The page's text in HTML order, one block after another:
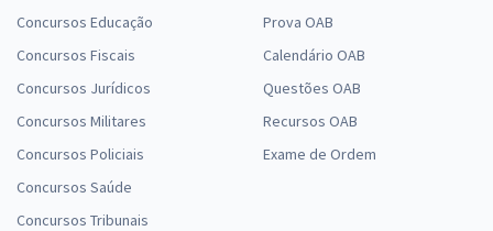
Concursos Educação
Concursos Fiscais
Concursos Jurídicos
Concursos Militares
Concursos Policiais
Concursos Saúde
Concursos Tribunais
Prova OAB
Calendário OAB
Questões OAB
Recursos OAB
Exame de Ordem